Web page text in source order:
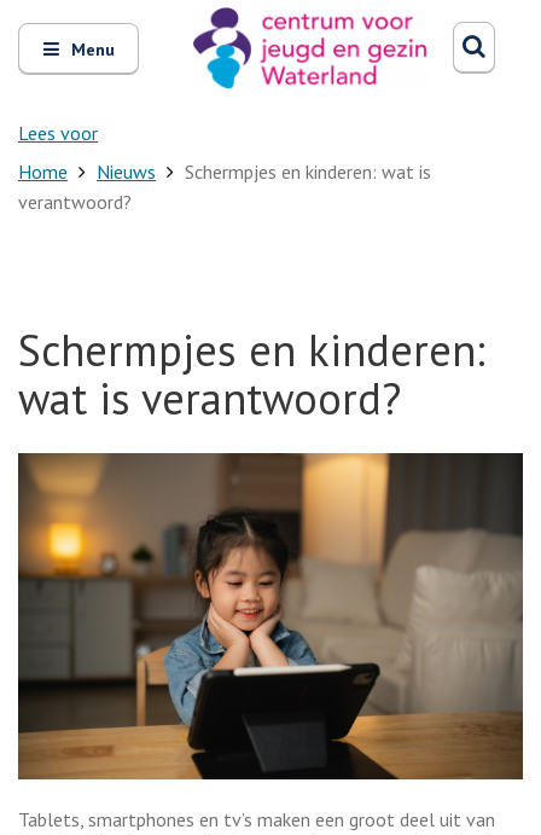
Open
en
sluit
Menu
Lees voor
Zoeken
Home Nieuws
Schermpjes en kinderen: wat is
verantwoord?
Schermpjes en kinderen:
wat is verantwoord?
Tablets, smartphones en tv’s maken een groot deel uit van